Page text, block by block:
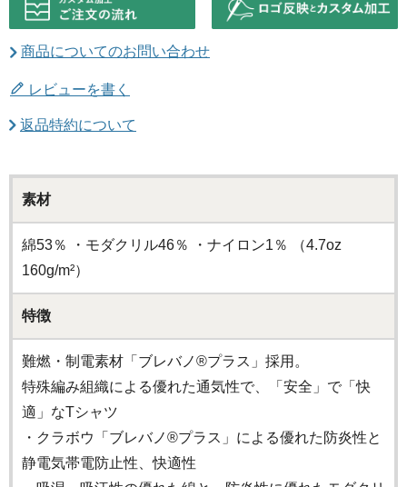
商品についてのお問い合わせ
レビューを書く
返品特約について
素材
綿53％ ・モダクリル46％ ・ナイロン1％ （4.7oz
160g/m²）
特徴
難燃・制電素材「ブレバノ®プラス」採用。
特殊編み組織による優れた通気性で、「安全」で「快
適」なTシャツ
・クラボウ「ブレバノ®プラス」による優れた防炎性と
静電気帯電防止性、快適性